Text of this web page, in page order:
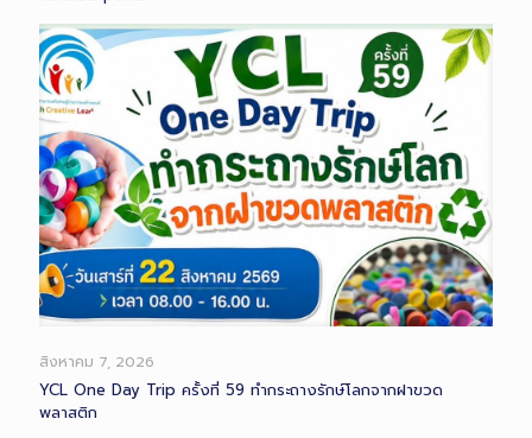
สิงหาคม 7, 2026
YCL One Day Trip ครั้งที่ 59 ทำกระถางรักษ์โลกจากฝาขวด
พลาสติก